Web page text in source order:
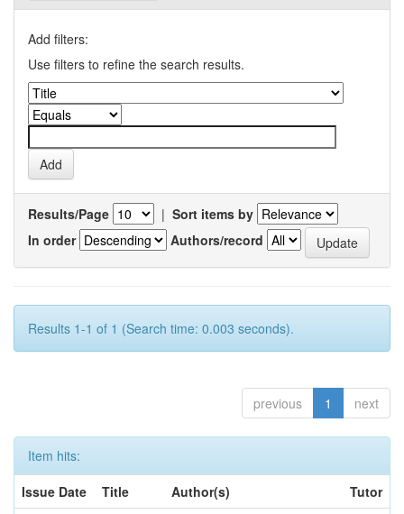
Add filters:
Use filters to refine the search results.
Results/Page | Sort items by
In order
Authors/record
Results 1-1 of 1 (Search time: 0.003 seconds).
previous 1 next
Item hits:
Issue Date
Title Author(s)
Tutor